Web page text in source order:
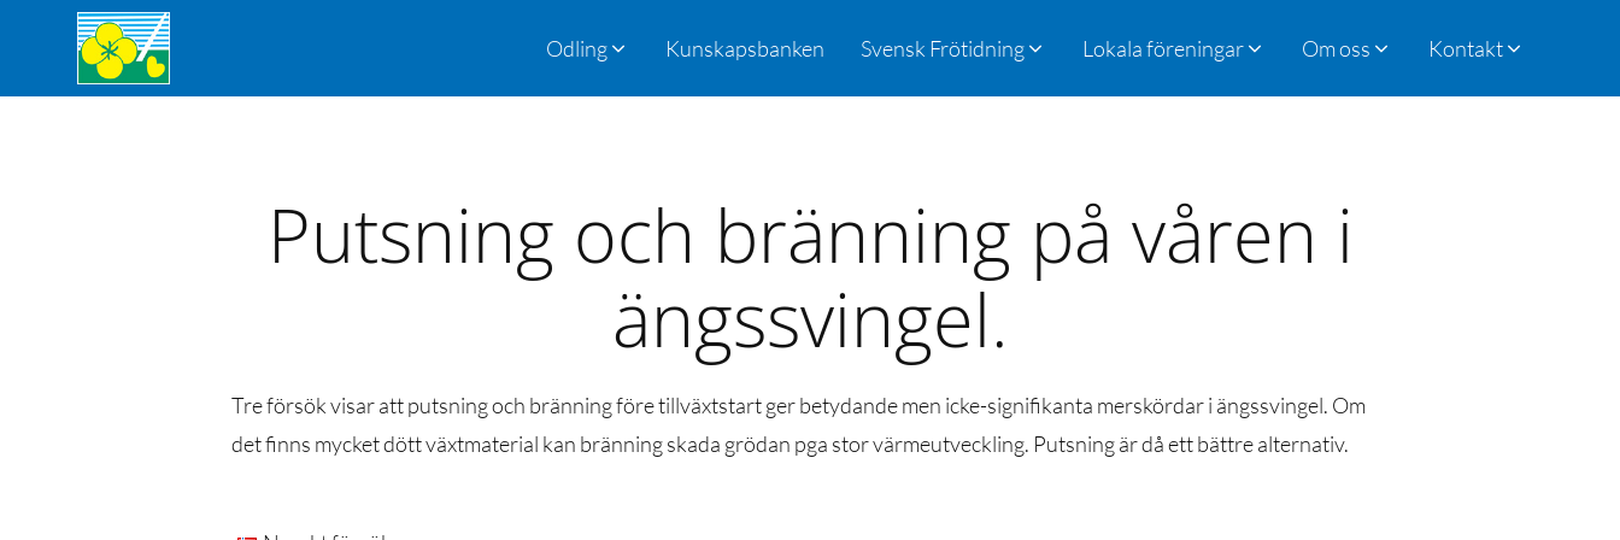
Odling Kunskapsbanken Svensk Frötidning Lokala föreningar Om oss Kontakt
Putsning och bränning på våren i
ängssvingel.
Tre försök visar att putsning och bränning före tillväxtstart ger betydande men icke-signifikanta merskördar i ängssvingel. Om
det finns mycket dött växtmaterial kan bränning skada grödan pga stor värmeutveckling. Putsning är då ett bättre alternativ.